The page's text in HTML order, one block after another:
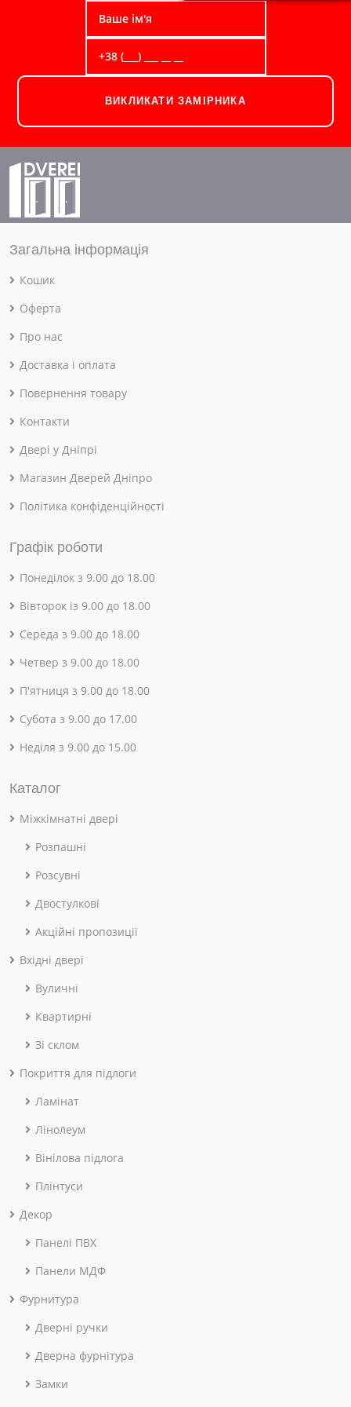
ВИКЛИКАТИ ЗАМІРНИКА
Загальна інформація
Кошик
Оферта
Про нас
Доставка і оплата
Повернення товару
Контакти
Двері у Дніпрі
Магазин Дверей Дніпро
Політика конфіденційності
Графік роботи
Понеділок з 9.00 до 18.00
Вівторок із 9.00 до 18.00
Середа з 9.00 до 18.00
Четвер з 9.00 до 18.00
П'ятниця з 9.00 до 18.00
Субота з 9.00 до 17.00
Неділя з 9.00 до 15.00
Каталог
Міжкімнатні двері
Розпашні
Розсувні
Двостулкові
Акційні пропозиції
Вхідні двері
Вуличні
Квартирні
Зі склом
Покриття для підлоги
Ламінат
Лінолеум
Вінілова підлога
Плінтуси
Декор
Панелі ПВХ
Панели МДФ
Фурнитура
Дверні ручки
Дверна фурнітура
Замки